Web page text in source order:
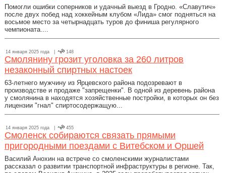
Помогли ошибки соперников и удачный выезд в Гродно. «Славутич»
после двух побед над хоккейным клубом «Лида» смог подняться на
восьмое место за четырнадцать туров до финиша регулярного
чемпионата....
14 января 2025 года | 148
Смолянину грозит уголовка за 260 литров
незаконный спиртных настоек
63-летнего мужчину из Ярцевского района подозревают в
производстве и продаже "запрещенки". В одной из деревень района
у смолянина в находятся хозяйственные постройки, в которых он без
лицензии "гнал" спиртосодержащую...
14 января 2025 года | 455
Смоленск собираются связать прямыми
пригородными поездами с Витебском и Оршей
Василий Анохин на встрече со смоленскими журналистами
рассказал о развитии транспортной инфраструктуры в регионе. Так,